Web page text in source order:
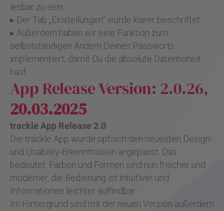
lesbar zu sein.
▸ Der Tab „Einstellungen“ wurde klarer beschriftet.
▸ Außerdem haben wir eine Funktion zum
selbstständigen Ändern Deines Passworts
implementiert, damit Du die absolute Datenhoheit
hast.
App Release Version: 2.0.26,
20.03.2025
trackle App Release 2.0
Die trackle App wurde optisch den neuesten Design-
und Usability-Erkenntnissen angepasst. Das
bedeutet: Farben und Formen sind nun frischer und
moderner, die Bedienung ist intuitiver und
Informationen leichter auffindbar.
Im Hintergrund sind mit der neuen Version außerdem